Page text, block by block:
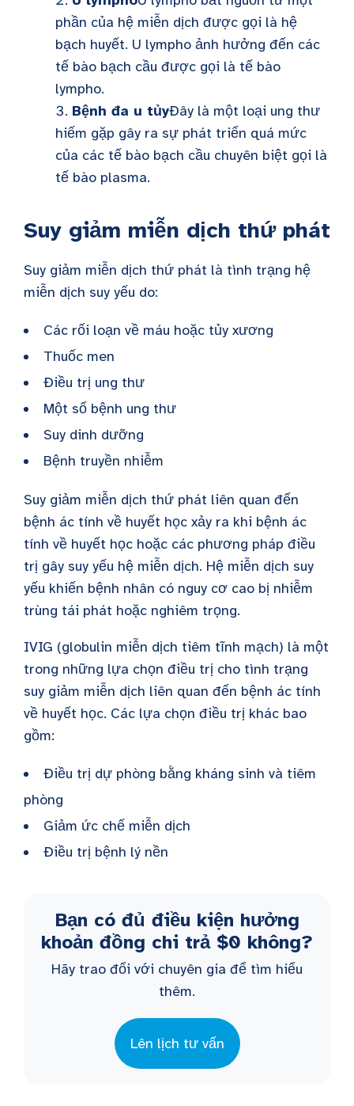
phần của hệ miễn dịch được gọi là hệ
bạch huyết. U lympho ảnh hưởng đến các
tế bào bạch cầu được gọi là tế bào
lympho.
Bệnh đa u tủyĐây là một loại ung thư
hiếm gặp gây ra sự phát triển quá mức
của các tế bào bạch cầu chuyên biệt gọi là
tế bào plasma.
Suy giảm miễn dịch thứ phát
Suy giảm miễn dịch thứ phát là tình trạng hệ
miễn dịch suy yếu do:
Các rối loạn về máu hoặc tủy xương
Thuốc men
Điều trị ung thư
Một số bệnh ung thư
Suy dinh dưỡng
Bệnh truyền nhiễm
Suy giảm miễn dịch thứ phát liên quan đến
bệnh ác tính về huyết học xảy ra khi bệnh ác
tính về huyết học hoặc các phương pháp điều
trị gây suy yếu hệ miễn dịch. Hệ miễn dịch suy
yếu khiến bệnh nhân có nguy cơ cao bị nhiễm
trùng tái phát hoặc nghiêm trọng.
IVIG (globulin miễn dịch tiêm tĩnh mạch) là một
trong những lựa chọn điều trị cho tình trạng
suy giảm miễn dịch liên quan đến bệnh ác tính
về huyết học. Các lựa chọn điều trị khác bao
gồm:
Điều trị dự phòng bằng kháng sinh và tiêm
phòng
Giảm ức chế miễn dịch
Điều trị bệnh lý nền
Bạn có đủ điều kiện hưởng
khoản đồng chi trả $0 không?
Hãy trao đổi với chuyên gia để tìm hiểu
thêm.
Lên lịch tư vấn